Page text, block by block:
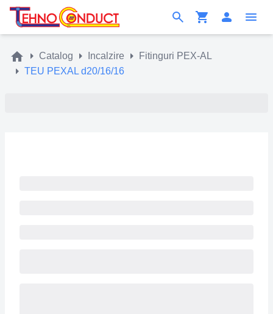
Catalog Incalzire
Fitinguri PEX-AL
TEU PEXAL d20/16/16